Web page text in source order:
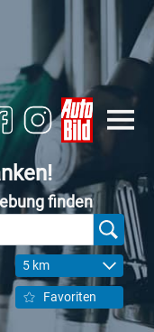
finden
5 km
Favoriten